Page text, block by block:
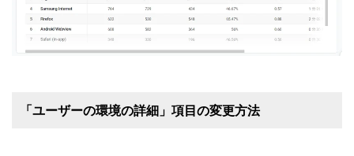
「ユーザーの環境の詳細」項目の変更方法